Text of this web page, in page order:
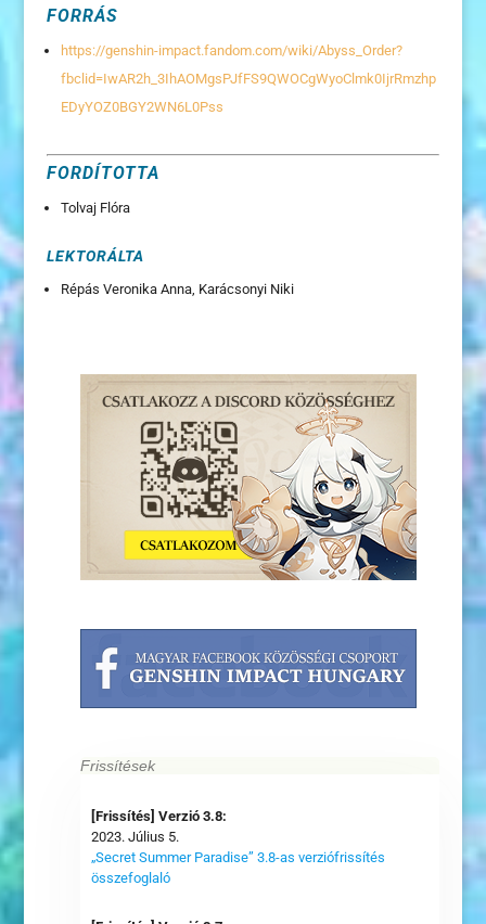
FORRÁS
https://genshin-impact.fandom.com/wiki/Abyss_Order?
fbclid=IwAR2h_3IhAOMgsPJfFS9QWOCgWyoClmk0IjrRmzhp
EDyYOZ0BGY2WN6L0Pss
FORDÍTOTTA
Tolvaj Flóra
LEKTORÁLTA
Répás Veronika Anna, Karácsonyi Niki
Frissítések
[Frissítés] Verzió 3.8:
2023. Július 5.
„Secret Summer Paradise” 3.8-as verziófrissítés
összefoglaló